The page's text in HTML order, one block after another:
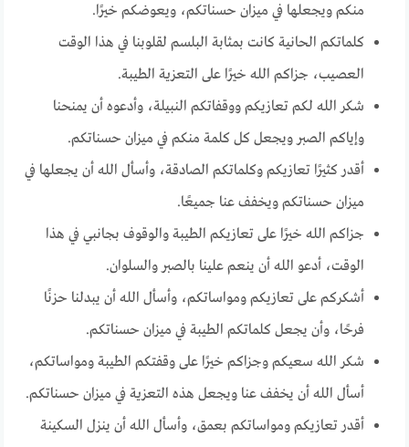
منكم ويجعلها في ميزان حسناتكم، ويعوضكم خيرًا.
كلماتكم الحانية كانت بمثابة البلسم لقلوبنا في هذا الوقت
العصيب، جزاكم الله خيرًا على التعزية الطيبة.
شكر الله لكم تعازيكم ووقفاتكم النبيلة، وأدعوه أن يمنحنا
وإياكم الصبر ويجعل كل كلمة منكم في ميزان حسناتكم.
أقدر كثيرًا تعازيكم وكلماتكم الصادقة، وأسأل الله أن يجعلها في
ميزان حسناتكم ويخفف عنا جميعًا.
جزاكم الله خيرًا على تعازيكم الطيبة والوقوف بجانبي في هذا
الوقت، أدعو الله أن ينعم علينا بالصبر والسلوان.
أشكركم على تعازيكم ومواساتكم، وأسأل الله أن يبدلنا حزنًا
فرحًا، وأن يجعل كلماتكم الطيبة في ميزان حسناتكم.
شكر الله سعيكم وجزاكم خيرًا على وقفتكم الطيبة ومواساتكم،
أسأل الله أن يخفف عنا ويجعل هذه التعزية في ميزان حسناتكم.
أقدر تعازيكم ومواساتكم بعمق، وأسأل الله أن ينزل السكينة